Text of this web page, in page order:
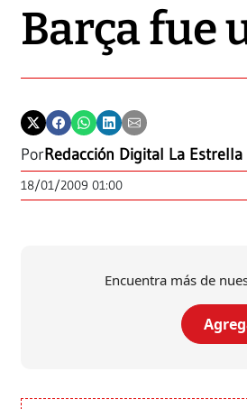
Barça fue
PorRedacción Digital La Estrella
18/01/2009 01:00
Encuentra más de